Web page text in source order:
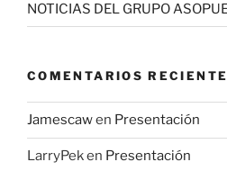
NOTICIAS DEL GRUPO
COMENTARIOS
Jamescawen Presentación
LarryPeken Presentación